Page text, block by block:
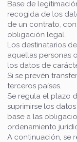
Base de
recogida de los
de un contrato,
obligación legal.
Los destinatarios
aquellas personas
los datos de
Si se prevén
terceros países.
Se regula el plazo
suprimirse los
base a las
ordenamiento
A continuación, se